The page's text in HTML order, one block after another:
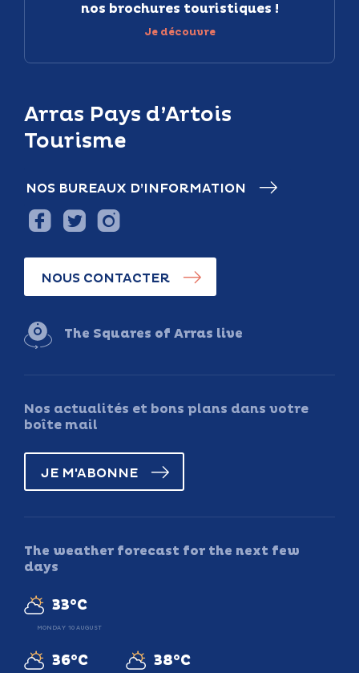
Arras Pays d’Artois
Tourisme
NOS BUREAUX D’INFORMATION
NOUS CONTACTER
The Squares of Arras live
Nos actualités et bons plans dans votre
boîte mail
JE M'ABONNE
The weather forecast for the next few
days
33°C
MONDAY 10 AUGUST
36°C 38°C
nos brochures touristiques !
Je découvre